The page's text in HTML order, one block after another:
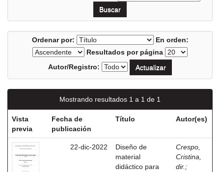
Ordenar por:
En orden:
Resultados por página
Autor/Registro:
Mostrando resultados 1 a 1 de 1
Vista
previa
Fecha de
publicación
Título Autor(es)
22-dic-2022
Diseño de
material
didáctico para
Crespo,
Cristina,
dir. ;